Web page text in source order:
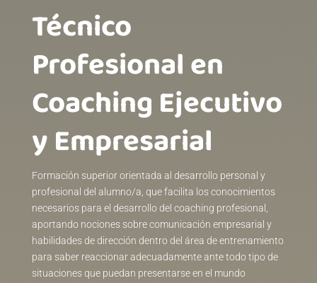
Técnico
Profesional en
Coaching Ejecutivo
y Empresarial
Formación superior orientada al desarrollo personal y
profesional del alumno/a, que facilita los conocimientos
necesarios para el desarrollo del coaching profesional,
aportando nociones sobre comunicación empresarial y
habilidades de dirección dentro del área de entrenamiento
para saber reaccionar adecuadamente ante todo tipo de
situaciones que puedan presentarse en el mundo